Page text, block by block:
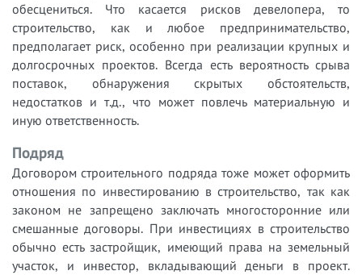
обесцениться. Что касается рисков девелопера, то
строительство, как и любое предпринимательство,
предполагает риск, особенно при реализации крупных и
долгосрочных проектов. Всегда есть вероятность срыва
поставок, обнаружения скрытых обстоятельств,
недостатков и т.д., что может повлечь материальную и
иную ответственность.
Подряд
Договором строительного подряда тоже может оформить
отношения по инвестированию в строительство, так как
законом не запрещено заключать многосторонние или
смешанные договоры. При инвестициях в строительство
обычно есть застройщик, имеющий права на земельный
участок, и инвестор, вкладывающий деньги в проект.